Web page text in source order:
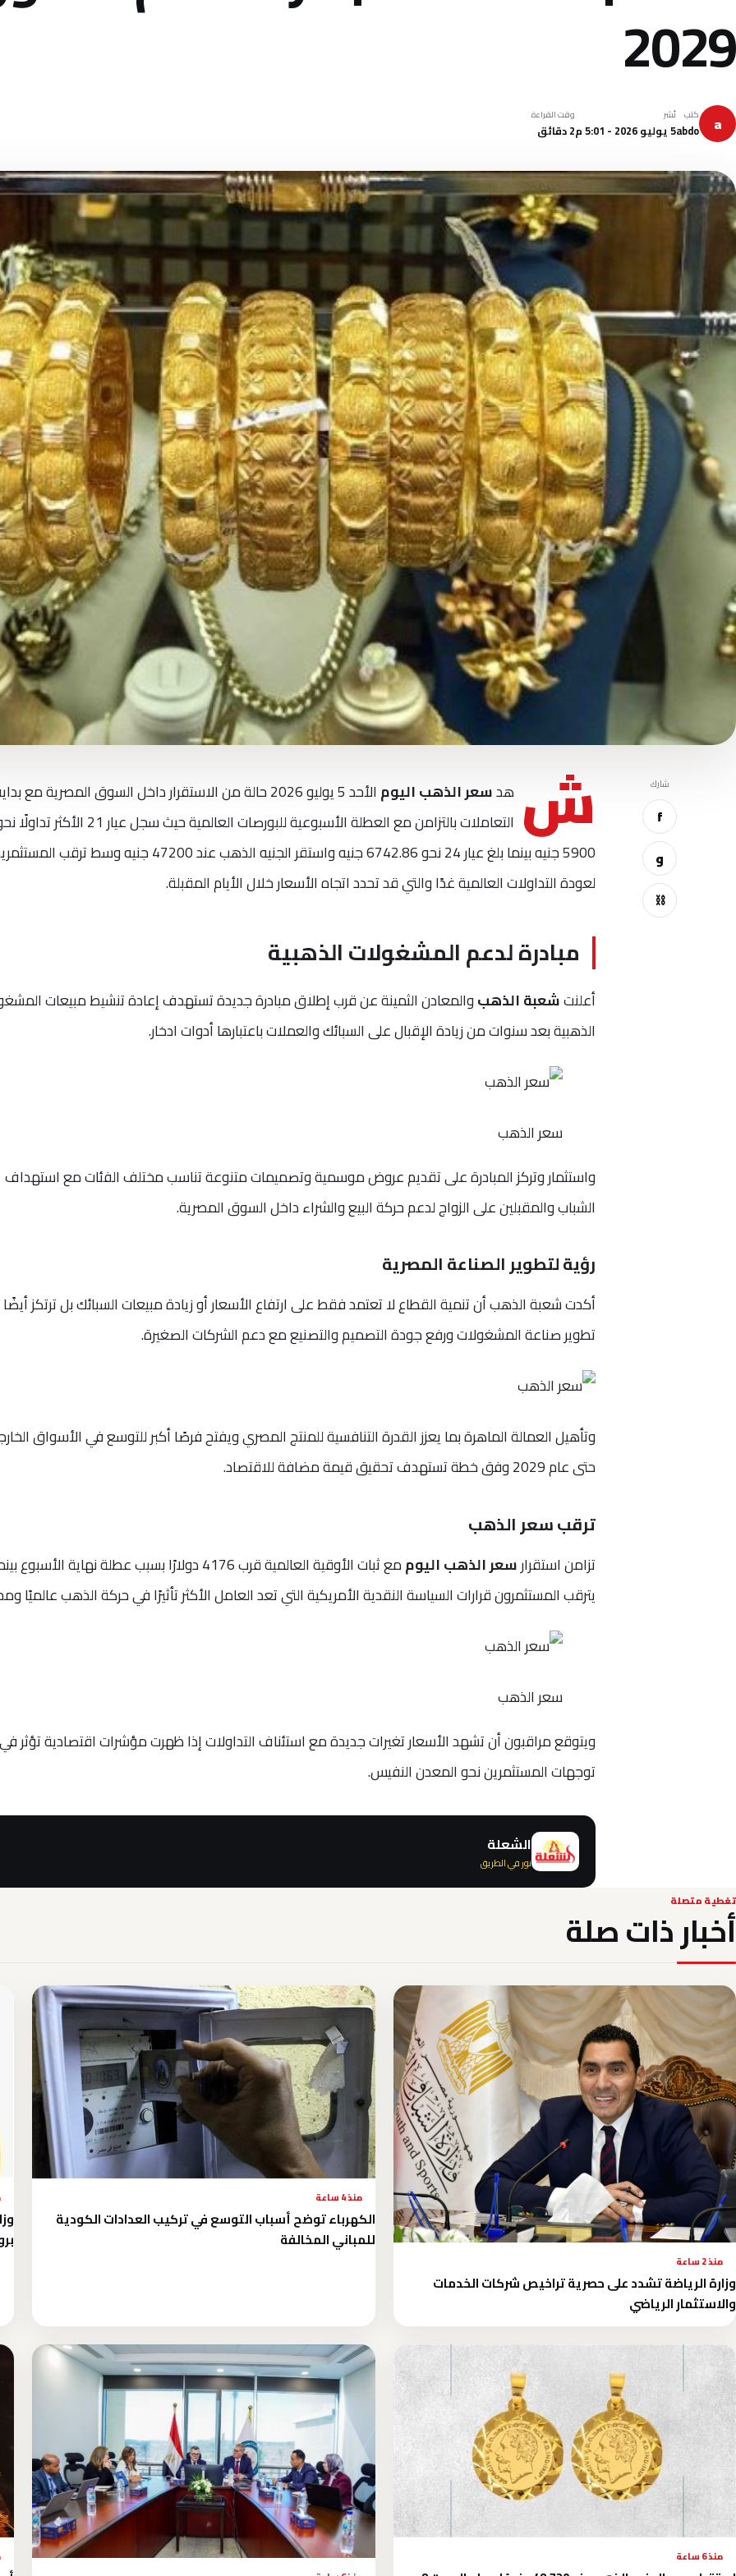
2029
a كتب
abdo
نُشر
5 يوليو 2026 - 5:01 م
وقت القراءة
2 دقائق
شارك
f
و
⛓
ش هدسعر الذهب اليوم
الأحد 5 يوليو 2026 حالة من الاستقرار داخل السوق المصرية مع
التعاملات بالتزامن مع العطلة الأسبوعية للبورصات العالمية حيث سجل عيار 21 الأكثر
5900 جنيه بينما بلغ عيار 24 نحو 6742.86 جنيه واستقر الجنيه الذهب عند 47200 جنيه وسط ترقب
لعودة التداولات العالمية غدًا والتي قد تحدد اتجاه الأسعار خلال الأيام المقبلة.
مبادرة لدعم المشغولات الذهبية
أعلنتشعبة الذهبوالمعادن الثمينة عن قرب إطلاق مبادرة جديدة تستهدف إعادة تنشيط مبيعات
الذهبية بعد سنوات من زيادة الإقبال على السبائك والعملات باعتبارها أدوات ادخار.
سعر الذهب
واستثمار وتركز المبادرة على تقديم عروض موسمية وتصميمات متنوعة تناسب مختلف الفئات مع استهداف
الشباب والمقبلين على الزواج لدعم حركة البيع والشراء داخل السوق المصرية.
رؤية لتطوير الصناعة المصرية
أكدت شعبة الذهب أن تنمية القطاع لا تعتمد فقط على ارتفاع الأسعار أو زيادة مبيعات السبائك بل ترتكز
تطوير صناعة المشغولات ورفع جودة التصميم والتصنيع مع دعم الشركات الصغيرة.
وتأهيل العمالة الماهرة بما يعزز القدرة التنافسية للمنتج المصري ويفتح فرصًا أكبر للتوسع في الأسواق
حتى عام 2029 وفق خطة تستهدف تحقيق قيمة مضافة للاقتصاد.
ترقب سعر الذهب
تزامن استقرارسعر الذهب اليوم
مع ثبات الأوقية العالمية قرب 4176 دولارًا بسبب عطلة نهاية الأسبوع
يترقب المستثمرون قرارات السياسة النقدية الأمريكية التي تعد العامل الأكثر تأثيرًا في حركة الذهب عالميًا
سعر الذهب
ويتوقع مراقبون أن تشهد الأسعار تغيرات جديدة مع استئناف التداولات إذا ظهرت مؤشرات اقتصادية تؤثر في
توجهات المستثمرين نحو المعدن النفيس.
الشعلة
نور في الطريق
تغطية متصلة
أخبار ذات صلة
منذ 2 ساعة
وزارة الرياضة تشدد على حصرية تراخيص شركات الخدمات
والاستثمار الرياضي
منذ 4 ساعة
الكهرباء توضح أسباب التوسع في تركيب العدادات الكودية
للمباني المخالفة
منذ 6 ساعة